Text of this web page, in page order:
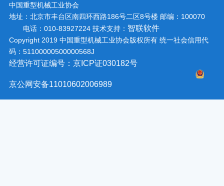
中国重型机械工业协会
地址：北京市丰台区南四环西路186号二区8号楼 邮编：100070
电话：010-83927224 技术支持： 智联软件
Copyright 2019 中国重型机械工业协会版权所有 统一社会信用代
码：51100000500000568J
经营许可证编号：京ICP证030182号
京公网安备11010602006989